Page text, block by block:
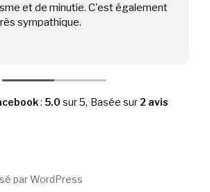
et de minutie. C'est également
sympathique.
: 5.0 sur 5, Basée sur 2 avis
par WordPress